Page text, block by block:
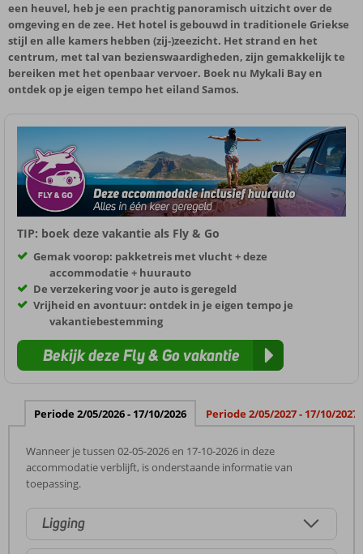
een heuvel, heb je een prachtig panoramisch uitzicht over de
omgeving en de zee. Het hotel is gebouwd in traditionele Griekse
stijl en alle kamers hebben (zij-)zeezicht. Het strand en het
centrum, met tal van bezienswaardigheden, zijn gemakkelijk te
bereiken met het openbaar vervoer. Boek nu Mykali Bay en
ontdek op je eigen tempo het eiland Samos.
TIP: boek deze vakantie als Fly & Go
Gemak voorop: pakketreis met vlucht + deze
accommodatie + huurauto
De verzekering voor je auto is geregeld
Vrijheid en avontuur: ontdek in je eigen tempo je
vakantiebestemming
Bekijk deze Fly & Go vakantie
Periode 2/05/2026 - 17/10/2026 Periode 2/05/2027 - 17/10/2027
Wanneer je tussen 02-05-2026 en 17-10-2026 in deze
accommodatie verblijft, is onderstaande informatie van
toepassing.
Ligging